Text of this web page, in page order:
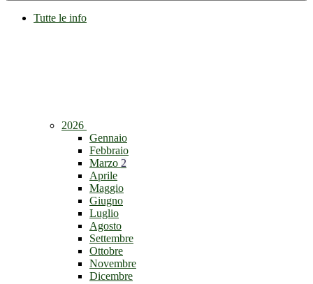
Tutte le info
2026
Gennaio
Febbraio
Marzo 2
Aprile
Maggio
Giugno
Luglio
Agosto
Settembre
Ottobre
Novembre
Dicembre